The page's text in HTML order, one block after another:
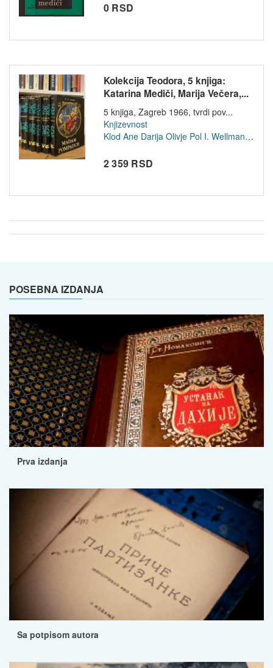
0 RSD
Kolekcija Teodora, 5 knjiga:
Katarina Mediči, Marija Večera,...
5 knjiga, Zagreb 1966, tvrdi pov...
Knjizevnost
Klod Ane Darija Olivje Pol I. Wellman Ivo
2 359 RSD
POSEBNA IZDANJA
Prva izdanja
Sa potpisom autora